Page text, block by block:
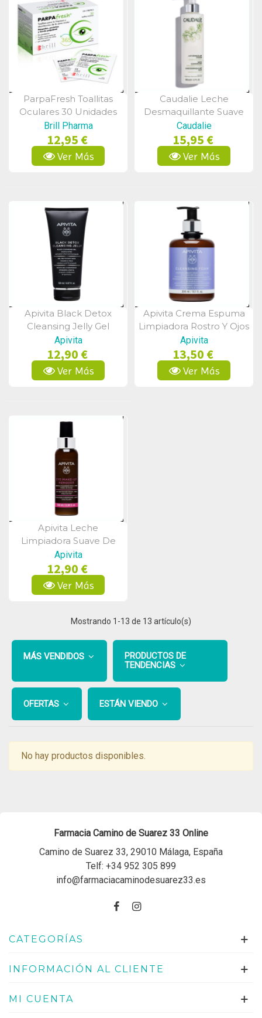
Vista Rápida
ParpaFresh Toallitas
Oculares 30 Unidades
Brill Pharma
12,95 €
Ver Más
Vista Rápida
Caudalie Leche
Desmaquillante Suave
200ml
Caudalie
15,95 €
Ver Más
Vista Rápida
Apivita Black Detox
Cleansing Jelly Gel
Limpiador Rostro Y Ojos
150ml
Apivita
12,90 €
Ver Más
Vista Rápida
Apivita Crema Espuma
Limpiadora Rostro Y Ojos
Apivita
13,50 €
Ver Más
Vista Rápida
Apivita Leche
Limpiadora Suave De
Ojos 100ml
Apivita
12,90 €
Ver Más
Mostrando 1 -13 de 13 artículo(s)
MÁS VENDIDOS
PRODUCTOS DE
TENDENCIAS
OFERTAS ESTÁN VIENDO
No hay productos disponibles.
Farmacia Camino de Suarez 33 Online
Camino de Suarez 33, 29010 Málaga, España
Telf: +34 952 305 899
info@farmaciacaminodesuarez33.es
CATEGORÍAS
INFORMACIÓN AL CLIENTE
MI CUENTA